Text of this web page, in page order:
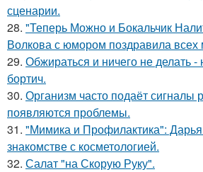
сценарии.
28. "Теперь Можно и Бокальчик
Волкова с юмором поздравила всех
29. Обжираться и ничего не делать -
бортич.
30. Организм часто подаёт сигналы
появляются проблемы.
31. "Мимика и Профилактика":
знакомстве с косметологией.
32. Салат "на Скорую Руку".